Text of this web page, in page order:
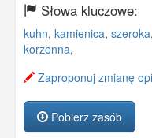
Słowa kluczowe:
kuhn, kamienica, szeroka,
korzenna,
Zaproponuj zmianę
Pobierz zasób